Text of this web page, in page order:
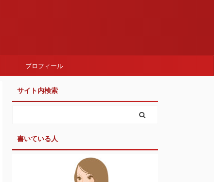
プロフィール
サイト内検索
書いている人